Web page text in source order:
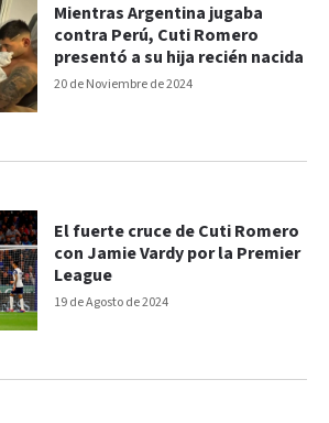
20 de Noviembre de 2024
Mientras Argentina jugaba
contra Perú, Cuti Romero
presentó a su hija recién nacida
19 de Agosto de 2024
El fuerte cruce de Cuti Romero
con Jamie Vardy por la Premier
League